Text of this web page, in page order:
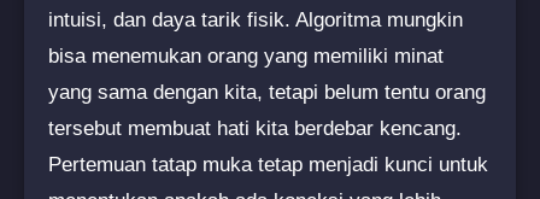
intuisi, dan daya tarik fisik. Algoritma mungkin
bisa menemukan orang yang memiliki minat
yang sama dengan kita, tetapi belum tentu orang
tersebut membuat hati kita berdebar kencang.
Pertemuan tatap muka tetap menjadi kunci untuk